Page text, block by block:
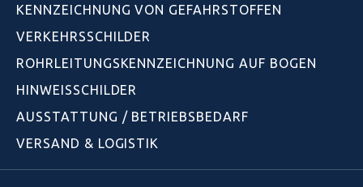
KENNZEICHNUNG VON GEFAHRSTOFFEN
VERKEHRSSCHILDER
ROHRLEITUNGSKENNZEICHNUNG AUF BOGEN
HINWEISSCHILDER
AUSSTATTUNG / BETRIEBSBEDARF
VERSAND & LOGISTIK